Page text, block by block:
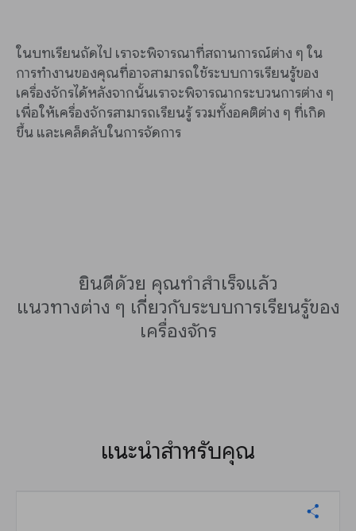
ในบทเรียนถัดไป เราจะพิจารณาที่สถานการณ์ต่าง ๆ ใน
การทำงานของคุณที่อาจสามารถใช้ระบบการเรียนรู้ของ
เครื่องจักรได้หลังจากนั้นเราจะพิจารณากระบวนการต่าง ๆ
เพื่อให้เครื่องจักรสามารถเรียนรู้ รวมทั้งอคติต่าง ๆ ที่เกิด
ขึ้น และเคล็ดลับในการจัดการ
ยินดีด้วย คุณทำสำเร็จแล้ว
แนวทางต่าง ๆ เกี่ยวกับระบบการเรียนรู้ของ
เครื่องจักร
แนะนำสำหรับคุณ